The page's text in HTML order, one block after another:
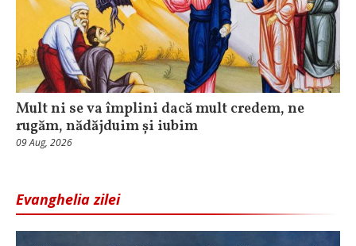
Mult ni se va împlini dacă mult credem, ne
rugăm, nădăjduim și iubim
09 Aug, 2026
Evanghelia zilei